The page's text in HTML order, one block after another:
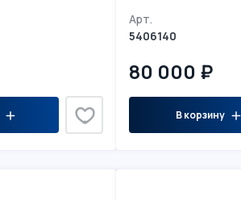
Арт.
5406140
80 000 ₽
В корзину